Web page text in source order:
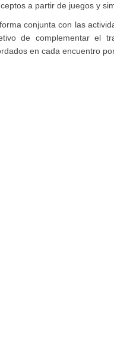
a partir de juegos y
conjunta con las
de complementar el
en cada encuentro